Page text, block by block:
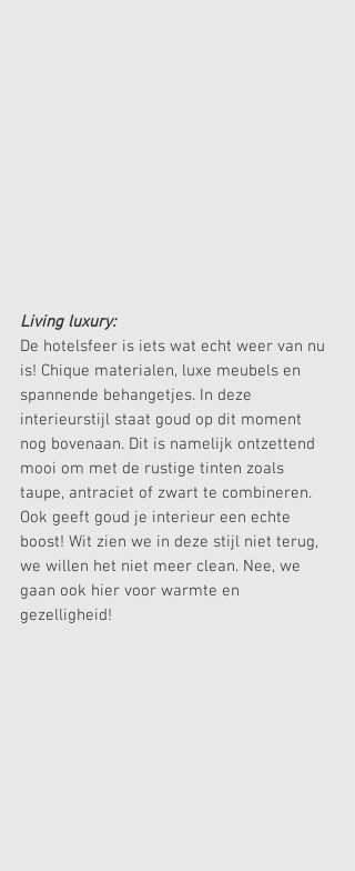
Living luxury:
De hotelsfeer is iets wat echt weer van nu
is! Chique materialen, luxe meubels en
spannende behangetjes. In deze
interieurstijl staat goud op dit moment
nog bovenaan. Dit is namelijk ontzettend
mooi om met de rustige tinten zoals
taupe, antraciet of zwart te combineren.
Ook geeft goud je interieur een echte
boost! Wit zien we in deze stijl niet terug,
we willen het niet meer clean. Nee, we
gaan ook hier voor warmte en
gezelligheid!